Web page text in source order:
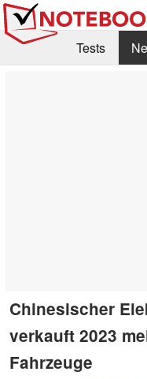
Tests
Chinesischer
verkauft 2023
Fahrzeuge